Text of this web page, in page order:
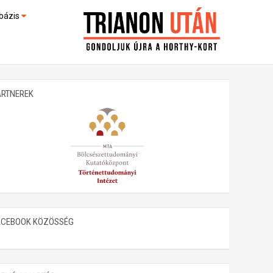
(feltöltés alatt)
KÖZÖSSÉG